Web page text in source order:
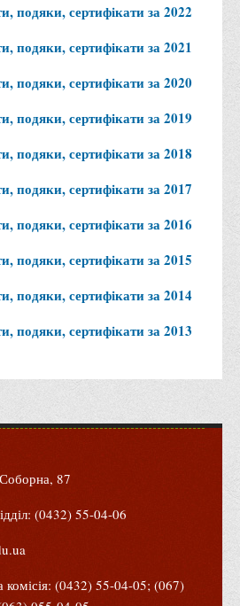
та насиллю
збройної агресії РФ проти
їй?
у разі виявлення вибухонебезпечних
людьми
надзвичайних ситуацій воєнного
учасників освітнього процесу в
знімати, показувати під час війни
та громадських організацій, які
та їх родинам у Вінницькій області
наркотики. З’ясуй правду про
чиєсь життя
подяки, сертифікати за 2022
подяки, сертифікати за 2021
подяки, сертифікати за 2020
подяки, сертифікати за 2019
подяки, сертифікати за 2018
подяки, сертифікати за 2017
подяки, сертифікати за 2016
подяки, сертифікати за 2015
подяки, сертифікати за 2014
подяки, сертифікати за 2013
87
(0432) 55-04-06
(0432) 55-04-05; (067)